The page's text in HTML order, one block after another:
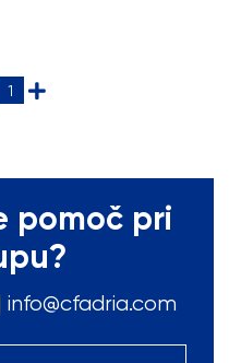
pomoč pri
info@cfadria.com